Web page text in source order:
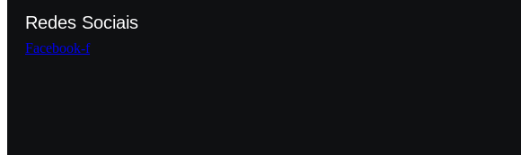
Redes Sociais
Facebook-f